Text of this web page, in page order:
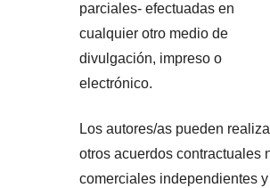
parciales- efectuadas en
cualquier otro medio de
divulgación, impreso o
electrónico.
Los autores/as pueden
otros acuerdos contractuales
comerciales independientes y